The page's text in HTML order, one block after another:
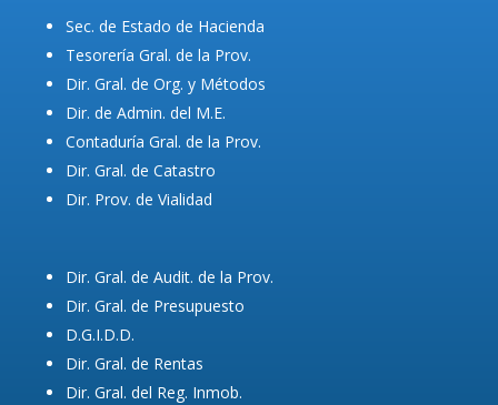
Sec. de Estado de Hacienda
Tesorería Gral. de la Prov.
Dir. Gral. de Org. y Métodos
Dir. de Admin. del M.E.
Contaduría Gral. de la Prov.
Dir. Gral. de Catastro
Dir. Prov. de Vialidad
Dir. Gral. de Audit. de la Prov.
Dir. Gral. de Presupuesto
D.G.I.D.D.
Dir. Gral. de Rentas
Dir. Gral. del Reg. Inmob.